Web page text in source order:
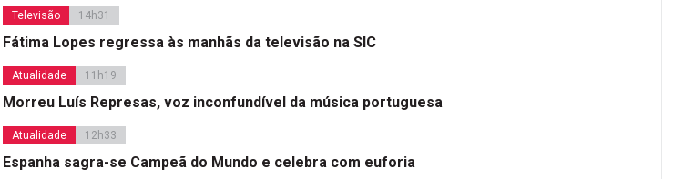
Televisão 14h31
Fátima Lopes regressa às manhãs da televisão na SIC
Atualidade 11h19
Morreu Luís Represas, voz inconfundível da música portuguesa
Atualidade 12h33
Espanha sagra-se Campeã do Mundo e celebra com euforia